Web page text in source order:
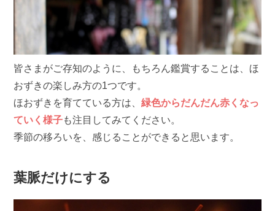
皆さまがご存知のように、もちろん鑑賞することは、ほ
おずきの楽しみ方の1つです。
ほおずきを育てている方は、緑色からだんだん赤くなっ
ていく様子も注目してみてください。
季節の移ろいを、感じることができると思います。
葉脈だけにする